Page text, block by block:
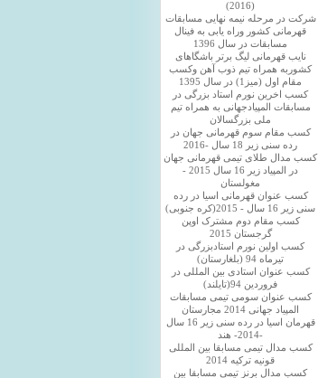
(2016)
شرکت در مرحله نیمه نهایی مسابقات
قهرمانی کشور وراه یابی به فینال
مسابقات در سال 1396
نایب قهرمانی لیگ برتر باشگاهای
کشوربه همراه تیم ذوب آهن وکسب
مقام اول (میز1) در سال 1395
کسب اخرین نورم استاد بزرگی در
مسابقات المپیادجهانی به همراه تیم
ملی بزرگسالان
کسب مقام سوم قهرمانی جهان در
رده سنی زیر 18 سال -2016
کسب مدال طلای تیمی قهرمانی جهان
در المپیاد زیر 16 سال 2015 -
مغولستان
کسب عنوان قهرمانی اسیا در رده
سنی زیر 16 سال - 2015(کره جنوبی)
کسب مقام دوم مشترک اوپن
گرجستان 2015
کسب اولین نورم استادبزرگی در
تیرماه 94 (بلغارستان)
کسب عنوان استادی بین المللی در
فروردین 94(تایلند)
کسب عنوان سومی تیمی مسابقات
المپیاد جهانی 2014 مجارستان
قهرمان اسیا در رده سنی زیر 16 سال
-2014- هند
کسب مدال تیمی مسابقا بین المللی
قونیه ترکیه 2014
کسب مدال برنز تیمی مسابقا بین